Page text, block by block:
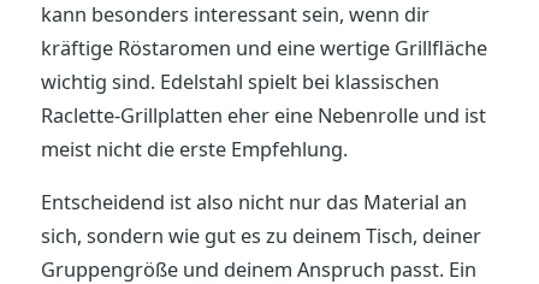
kann besonders interessant sein, wenn dir
kräftige Röstaromen und eine wertige Grillfläche
wichtig sind. Edelstahl spielt bei klassischen
Raclette-Grillplatten eher eine Nebenrolle und ist
meist nicht die erste Empfehlung.
Entscheidend ist also nicht nur das Material an
sich, sondern wie gut es zu deinem Tisch, deiner
Gruppengröße und deinem Anspruch passt. Ein